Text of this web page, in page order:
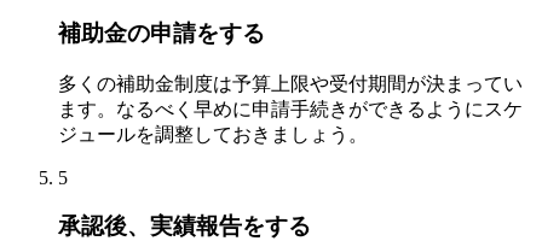
補助金の申請をする
多くの補助金制度は予算上限や受付期間が決まってい
ます。なるべく早めに申請手続きができるようにスケ
ジュールを調整しておきましょう。
5
承認後、実績報告をする